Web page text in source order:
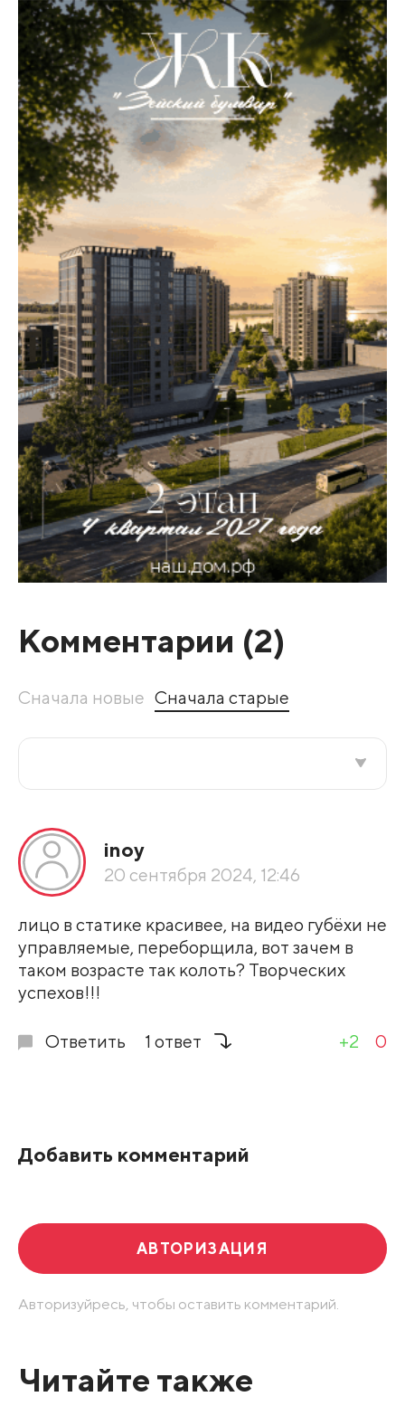
Комментарии (2)
Сначала новые Сначала старые
По рейтингу
inoy
20 сентября 2024, 12:46
лицо в статике красивее, на видео губёхи не
управляемые, переборщила, вот зачем в
таком возрасте так колоть? Творческих
успехов!!!
Ответить 1 ответ +2 0
Добавить комментарий
АВТОРИЗАЦИЯ
Авторизуйресь, чтобы оставить комментарий.
Читайте также